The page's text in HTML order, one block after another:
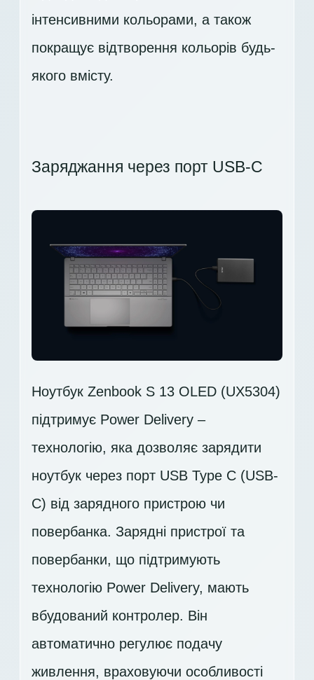
інтенсивними кольорами, а також
покращує відтворення кольорів будь-
якого вмісту.
Заряджання через порт USB-C
Ноутбук Zenbook S 13 OLED (UX5304)
підтримує Power Delivery –
технологію, яка дозволяє зарядити
ноутбук через порт USB Type C (USB-
C) від зарядного пристрою чи
повербанка. Зарядні пристрої та
повербанки, що підтримують
технологію Power Delivery, мають
вбудований контролер. Він
автоматично регулює подачу
живлення, враховуючи особливості